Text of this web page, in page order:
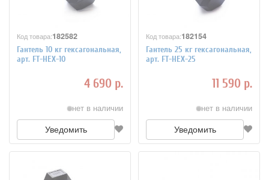
Код товара:182582
Гантель 10 кг гексагональная,
арт. FT-HEX-10
4 690 р.
нет в наличии
Уведомить
Код товара:182154
Гантель 25 кг гексагональная,
арт. FT-HEX-25
11 590 р.
нет в наличии
Уведомить